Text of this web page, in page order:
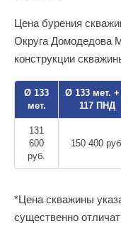
Цена бурения
Округа Домодедова
конструкции
Ø 133
мет.
Ø 133 мет.
117 ПНД
131
600
руб.
150 400 руб.
*Цена скважины
существенно